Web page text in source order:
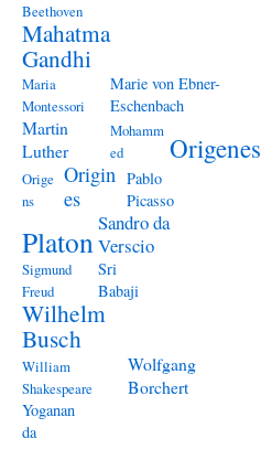
Beethoven
Mahatma
Gandhi
Maria
Montessori
Marie von Ebner-
Eschenbach
Martin
Luther
Mohamm
ed
Origenes
Orige
ns
Origin
es
Pablo
Picasso
Platon
Sandro da
Verscio
Sigmund
Freud
Sri
Babaji
Wilhelm
Busch
William
Shakespeare
Wolfgang
Borchert
Yoganan
da